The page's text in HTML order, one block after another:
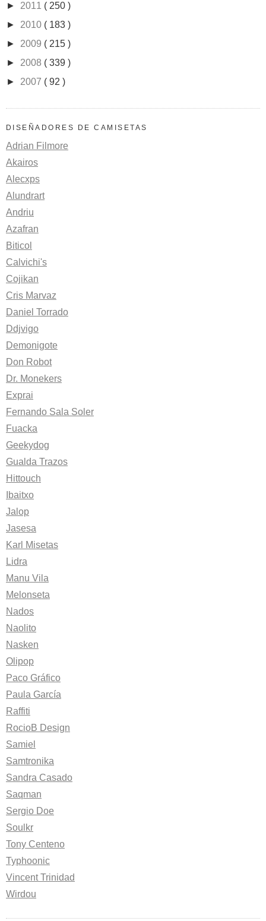
► 2011 ( 250 )
► 2010 ( 183 )
► 2009 ( 215 )
► 2008 ( 339 )
► 2007 ( 92 )
DISEÑADORES DE CAMISETAS
Adrian Filmore
Akairos
Alecxps
Alundrart
Andriu
Azafran
Biticol
Calvichi's
Cojikan
Cris Marvaz
Daniel Torrado
Ddjvigo
Demonigote
Don Robot
Dr. Monekers
Exprai
Fernando Sala Soler
Fuacka
Geekydog
Gualda Trazos
Hittouch
Ibaitxo
Jalop
Jasesa
Karl Misetas
Lidra
Manu Vila
Melonseta
Nados
Naolito
Nasken
Olipop
Paco Gráfico
Paula García
Raffiti
RocioB Design
Samiel
Samtronika
Sandra Casado
Saqman
Sergio Doe
Soulkr
Tony Centeno
Typhoonic
Vincent Trinidad
Wirdou